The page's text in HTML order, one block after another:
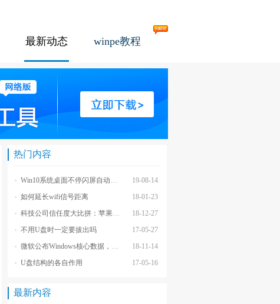
最新动态 winpe教程
热门内容
19-08-14
Win10系统桌面不停闪屏自动刷新的解决方法
18-01-23
如何延长wifi信号距离
18-12-27
科技公司信任度大比拼：苹果上榜最不受信任前茅
17-05-27
不用U盘时一定要拔出吗
18-11-14
微软公布Windows核心数据，应用数量iOS和安卓遥不可及
17-05-16
U盘结构的各自作用
最新内容